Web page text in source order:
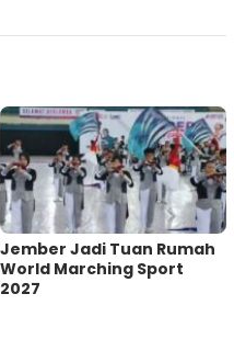
Jember Jadi Tuan Rumah
World Marching Sport
2027